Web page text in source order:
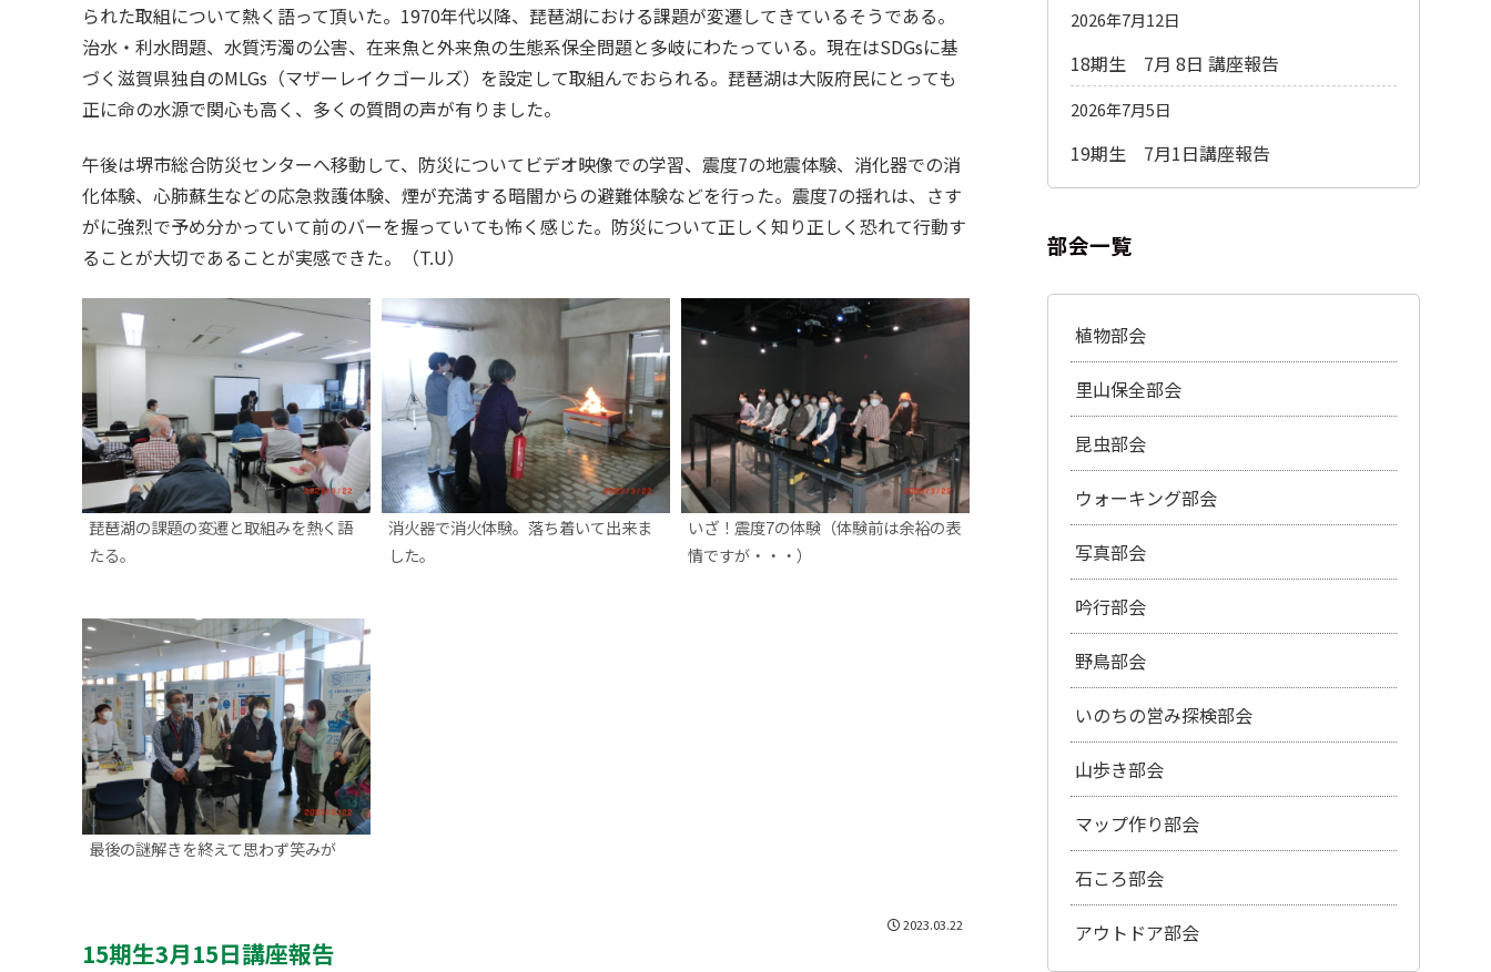
られた取組について熱く語って頂いた。1970年代以降、琵琶湖における課題が変遷してきているそうである。
治水・利水問題、水質汚濁の公害、在来魚と外来魚の生態系保全問題と多岐にわたっている。現在はSDGsに基
づく滋賀県独自のMLGs（マザーレイクゴールズ）を設定して取組んでおられる。琵琶湖は大阪府民にとっても
正に命の水源で関心も高く、多くの質問の声が有りました。
午後は堺市総合防災センターへ移動して、防災についてビデオ映像での学習、震度7の地震体験、消化器での消
化体験、心肺蘇生などの応急救護体験、煙が充満する暗闇からの避難体験などを行った。震度7の揺れは、さす
がに強烈で予め分かっていて前のバーを握っていても怖く感じた。防災について正しく知り正しく恐れて行動す
ることが大切であることが実感できた。（T.U）
琵琶湖の課題の変遷と取組みを熱く語
たる。
消火器で消火体験。落ち着いて出来ま
した。
いざ！震度7の体験（体験前は余裕の表
情ですが・・・）
最後の謎解きを終えて思わず笑みが
2023.03.22
15期生3月15日講座報告
2026年7月12日
18期生 7月 8日 講座報告
2026年7月5日
19期生 7月1日講座報告
部会一覧
植物部会
里山保全部会
昆虫部会
ウォーキング部会
写真部会
吟行部会
野鳥部会
いのちの営み探検部会
山歩き部会
マップ作り部会
石ころ部会
アウトドア部会